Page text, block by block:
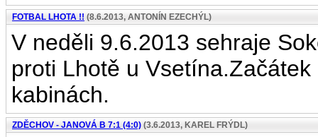
FOTBAL LHOTA !! (8.6.2013, ANTONÍN EZECHÝL)
V neděli 9.6.2013 sehraje
proti Lhotě u
kabinách.
ZDĚCHOV - JANOVÁ B 7:1 (4:0) (3.6.2013, KAREL FRÝDL)